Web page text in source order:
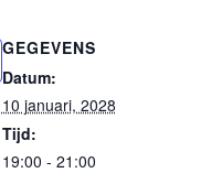
GEGEVENS
Datum:
10 januari, 2028
Tijd:
19:00 - 21:00